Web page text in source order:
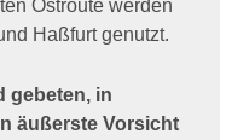
Ostroute werden
Haßfurt genutzt.
gebeten, in
äußerste Vorsicht